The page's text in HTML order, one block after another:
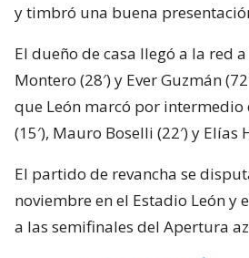
y timbró una buena
El dueño de casa llegó a la red
Montero (28′) y Ever Guzmán
que León marcó por intermedio
(15′), Mauro Boselli (22′) y Elías
El partido de revancha se
noviembre en el Estadio León y
a las semifinales del Apertura